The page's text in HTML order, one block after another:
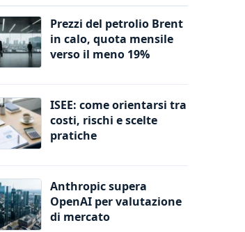
Prezzi del petrolio Brent
in calo, quota mensile
verso il meno 19%
ISEE: come orientarsi tra
costi, rischi e scelte
pratiche
Anthropic supera
OpenAI per valutazione
di mercato